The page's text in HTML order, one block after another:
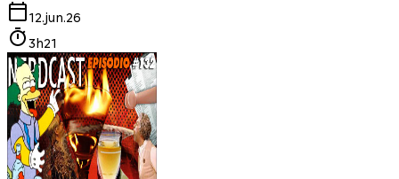
12.jun.26
3h21